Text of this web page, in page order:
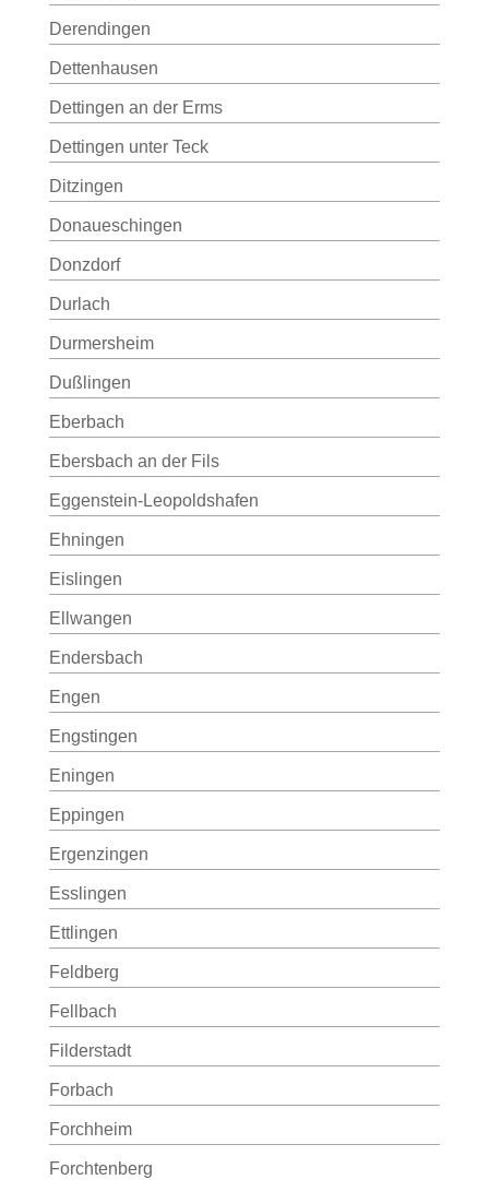
Derendingen
Dettenhausen
Dettingen an der Erms
Dettingen unter Teck
Ditzingen
Donaueschingen
Donzdorf
Durlach
Durmersheim
Dußlingen
Eberbach
Ebersbach an der Fils
Eggenstein-Leopoldshafen
Ehningen
Eislingen
Ellwangen
Endersbach
Engen
Engstingen
Eningen
Eppingen
Ergenzingen
Esslingen
Ettlingen
Feldberg
Fellbach
Filderstadt
Forbach
Forchheim
Forchtenberg